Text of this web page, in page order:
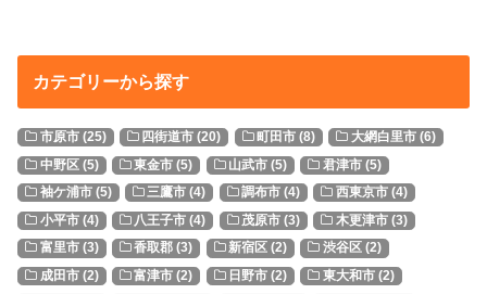
カテゴリーから探す
市原市(25) 四街道市 (20) 町田市 (8) 大網白里市(6)
中野区(5) 東金市 (5) 山武市 (5) 君津市(5)
袖ケ浦市(5) 三鷹市 (4) 調布市 (4) 西東京市(4)
小平市(4) 八王子市 (4) 茂原市 (3) 木更津市(3)
富里市(3) 香取郡 (3) 新宿区 (2) 渋谷区(2)
成田市(2) 富津市 (2) 日野市 (2) 東大和市(2)